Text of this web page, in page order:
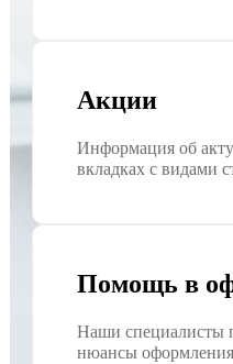
Акции
Информация об
вкладках с видами
Помощь в
Наши специалисты
нюансы оформления